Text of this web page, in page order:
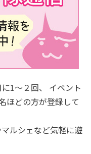
1～２回、 イベント
ほどの方が登録して
ルシェなど気軽に遊